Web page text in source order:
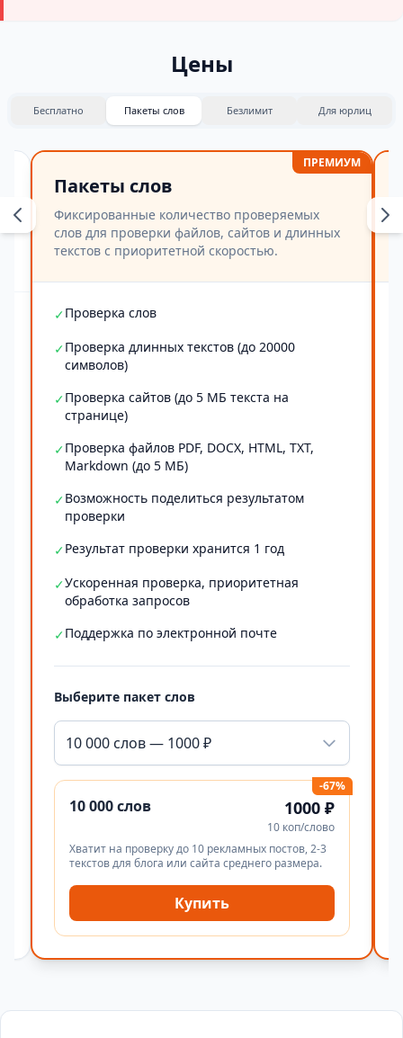
Цены
Бесплатно Пакеты слов Безлимит Для юрлиц
ПРЕМИУМ
Пакеты слов
Фиксированные количество проверяемых
слов для проверки файлов, сайтов и длинных
текстов с приоритетной скоростью.
✓Проверка слов
✓Проверка длинных текстов (до 20000
символов)
✓Проверка сайтов (до 5 МБ текста на
странице)
✓Проверка файлов PDF, DOCX, HTML, TXT,
Markdown (до 5 МБ)
✓Возможность поделиться результатом
проверки
✓Результат проверки хранится 1 год
✓Ускоренная проверка, приоритетная
обработка запросов
✓Поддержка по электронной почте
Выберите пакет слов
10 000 слов — 1000 ₽
-67%
10 000 слов 1000 ₽
10 коп/слово
Хватит на проверку до 10 рекламных постов, 2-3
текстов для блога или сайта среднего размера.
Купить